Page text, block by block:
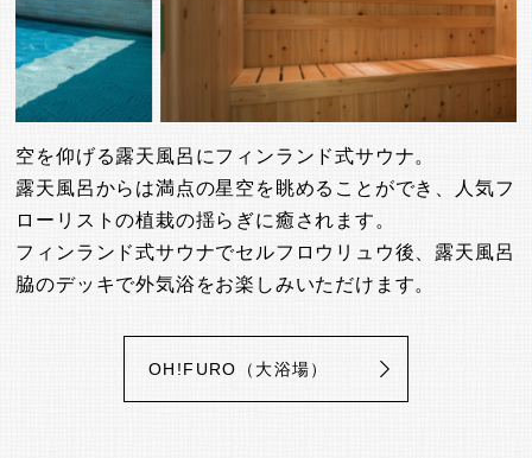
空を仰げる露天風呂にフィンランド式サウナ。
露天風呂からは満点の星空を眺めることができ、人気フ
ローリストの植栽の揺らぎに癒されます。
フィンランド式サウナでセルフロウリュウ後、露天風呂
脇のデッキで外気浴をお楽しみいただけます。
OH!FURO（大浴場）